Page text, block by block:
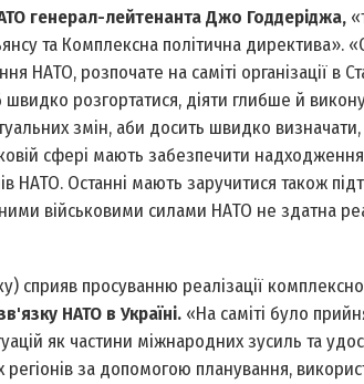
генерал-лейтенанта Джо Годдеріджа,
та Комплексна політична директива».
НАТО, розпочате на саміті організації в
розгортатися, діяти глибше й
змін, аби досить швидко
сфері мають забезпечити
НАТО. Останні мають заручитися також
військовими силами НАТО не здатна
сприяв просуванню реалізації
НАТО в Україні. «На саміті було
як частини міжнародних зусиль та
регіонів за допомогою планування,